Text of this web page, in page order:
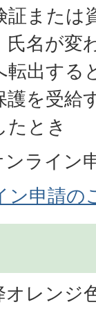
証または
氏名が変
転出する
護を受給
たとき
ンライ
ン申請の
オレンジ